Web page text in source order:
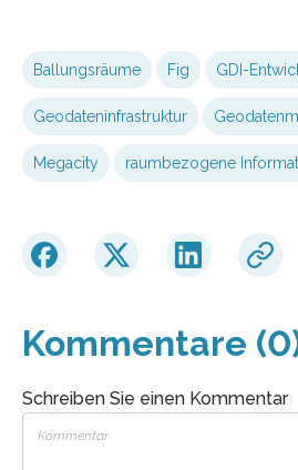
Ballungsräume Fig GDI-
Geodateninfrastruktur
Megacity raumbezogene
Kommentare
Schreiben Sie einen Kommentar